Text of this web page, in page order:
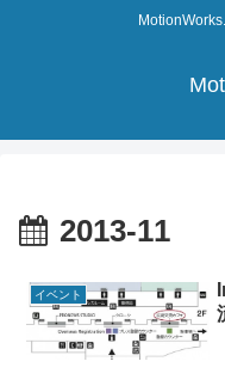
2013-11
イベント